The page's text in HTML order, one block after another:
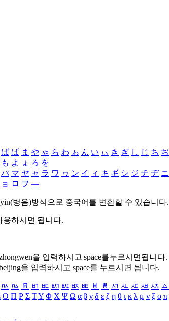
ば ぱ ま や ゃ ら わ ゎ ん い ぃ き ぎ し じ ち ぢ
も よ ょ ろ を
パ マ ヤ ャ ラ ワ ヮ ン イ ィ キ ギ シ ジ チ ヂ ニ
ョ ロ ヲ ―
병음)방식으로 중국어를 변환할 수 있습니다.
용하시면 됩니다.
zhongwen을 입력하시고 space를누르시면됩니다.
beijing을 입력하시고 space를 누르시면 됩니다.
ㅯ ㅰ ㅱ ㅲ ㅳ ㅴ ㅵ ㅶ ㅷ ㅸ ㅹ ㅺ ㅻ ㅼ ㅽ ㅾ ㅿ
Ο Π Ρ Σ ΤΥ Φ Χ Ψ Ω α β γ δ ε ζ η θ ι κ λ μ ν ξ ο π